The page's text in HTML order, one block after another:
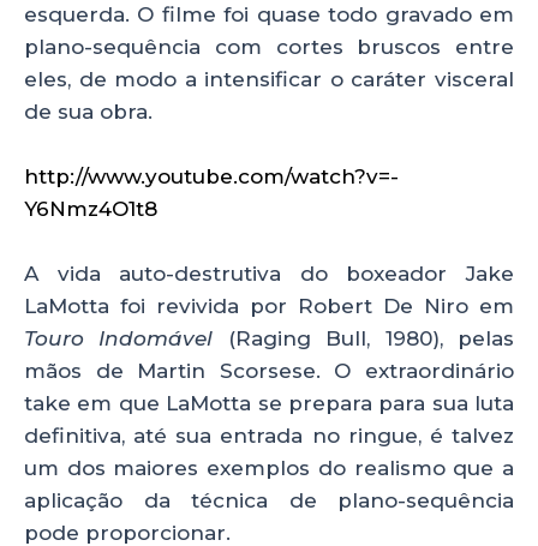
esquerda. O filme foi quase todo gravado em
plano-sequência com cortes bruscos entre
eles, de modo a intensificar o caráter visceral
de sua obra.
http://www.youtube.com/watch?v=-
Y6Nmz4O1t8
A vida auto-destrutiva do boxeador Jake
LaMotta foi revivida por Robert De Niro em
Touro Indomável (Raging Bull, 1980), pelas
mãos de Martin Scorsese. O extraordinário
take em que LaMotta se prepara para sua luta
definitiva, até sua entrada no ringue, é talvez
um dos maiores exemplos do realismo que a
aplicação da técnica de plano-sequência
pode proporcionar.